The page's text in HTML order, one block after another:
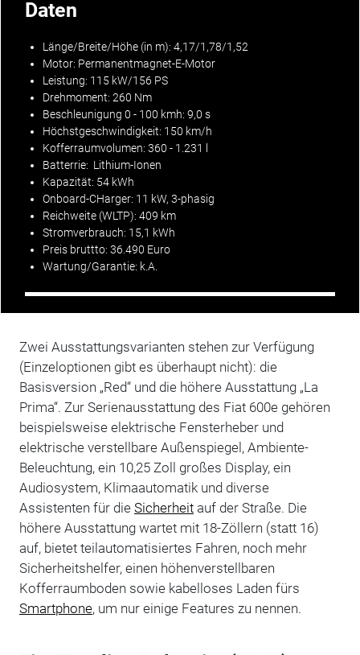
Daten
Länge/Breite/Höhe (in m): 4,17/1,78/1,52
Motor: Permanentmagnet-E-Motor
Leistung: 115 kW/156 PS
Drehmoment: 260 Nm
Beschleunigung 0 - 100 kmh: 9,0 s
Höchstgeschwindigkeit: 150 km/h
Kofferraumvolumen: 360 - 1.231 l
Batterrie: Lithium-Ionen
Kapazität: 54 kWh
Onboard-CHarger: 11 kW, 3-phasig
Reichweite(WLTP): 409 km
Stromverbrauch: 15,1 kWh
Preisbruttto: 36.490 Euro
Wartung/Garantie: k.A.
Zwei Ausstattungsvarianten stehen zur Verfügung
(Einzeloptionen gibt es überhaupt nicht): die
Basisversion „Red“ und die höhere Ausstattung „La
Prima“. Zur Serienausstattung des Fiat 600e gehören
beispielsweise elektrische Fensterheber und
elektrische verstellbare Außenspiegel, Ambiente-
Beleuchtung, ein 10,25 Zoll großes Display, ein
Audiosystem, Klimaautomatik und diverse
Assistenten für die Sicherheitauf der Straße. Die
höhere Ausstattung wartet mit 18-Zöllern (statt 16)
auf, bietet teilautomatisiertes Fahren, noch mehr
Sicherheitshelfer, einen höhenverstellbaren
Kofferraumboden sowie kabelloses Laden fürs
Smartphone, um nur einige Features zu nennen.